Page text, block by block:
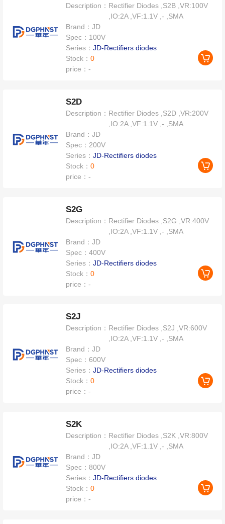
Description： Rectifier Diodes ,S2B ,VR:100V
,IO:2A ,VF:1.1V ,- ,SMA
Brand：JD
Spec： 100V
Series：JD-Rectifiers diodes
Stock：0
price：-
S2D
Description： Rectifier Diodes ,S2D ,VR:200V
,IO:2A ,VF:1.1V ,- ,SMA
Brand：JD
Spec： 200V
Series：JD-Rectifiers diodes
Stock：0
price：-
S2G
Description： Rectifier Diodes ,S2G ,VR:400V
,IO:2A ,VF:1.1V ,- ,SMA
Brand：JD
Spec：400V
Series：JD-Rectifiers diodes
Stock：0
price：-
S2J
Description： Rectifier Diodes ,S2J ,VR:600V
,IO:2A ,VF:1.1V ,- ,SMA
Brand：JD
Spec：600V
Series：JD-Rectifiers diodes
Stock：0
price：-
S2K
Description： Rectifier Diodes ,S2K ,VR:800V
,IO:2A ,VF:1.1V ,- ,SMA
Brand：JD
Spec：800V
Series：JD-Rectifiers diodes
Stock：0
price：-